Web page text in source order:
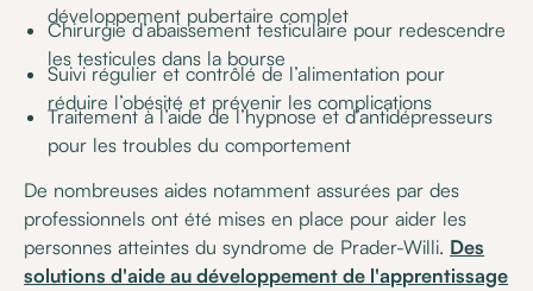
développement pubertaire complet
Chirurgie d’abaissement testiculaire pour redescendre
les testicules dans la bourse
Suivi régulier et contrôlé de l’alimentation pour
réduire l’obésité et prévenir les complications
Traitement à l’aide de l’hypnose et d’antidépresseurs
pour les troubles du comportement
De nombreuses aides notamment assurées par des
professionnels ont été mises en place pour aider les
personnes atteintes du syndrome de Prader-Willi. Des
solutions d'aide au développement de l'apprentissage